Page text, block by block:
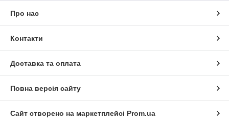
Про нас
Контакти
Доставка та оплата
Повна версія сайту
Сайт створено на маркетплейсі Prom.ua